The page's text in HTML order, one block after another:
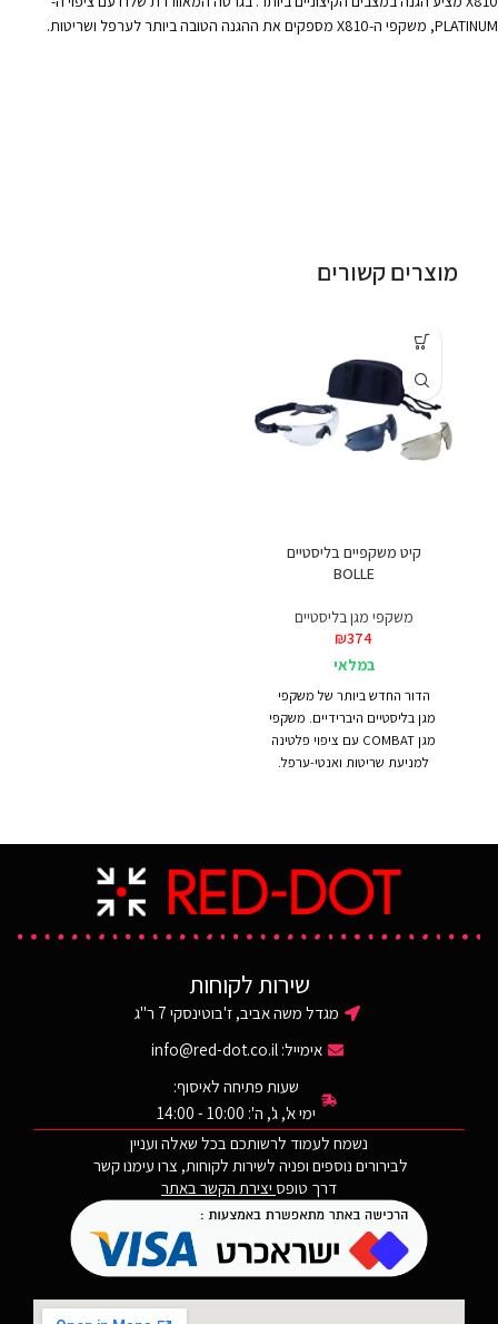
PLATINUM, משקפי ה-X810 מספקים את ההגנה הטובה ביותר לערפל ושריטות.
מוצרים קשורים
קיט משקפיים בליסטיים
BOLLE
משקפי מגן בליסטיים
₪374
במלאי
הדור החדש ביותר של משקפי
מגן בליסטיים היברידיים. משקפי
מגן COMBAT עם ציפוי פלטינה
למניעת שריטות ואנטי-ערפל.
תקשורת וקסדות בליסטיות.
מסגרת עמידה וגשר אף מונע
החלקה.
שירות לקוחות
מגדל משה אביב, ז'בוטינסקי 7 ר"ג
אימייל: info@red-dot.co.il
שעות פתיחה לאיסוף:
ימי א', ג', ה': 10:00 - 14:00
נשמח לעמוד לרשותכם בכל שאלה ועניין
לבירורים נוספים ופניה לשירות לקוחות, צרו עימנו קשר
דרך טופס יצירת הקשר באתר